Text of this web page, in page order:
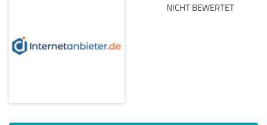
NICHT BEWERTET